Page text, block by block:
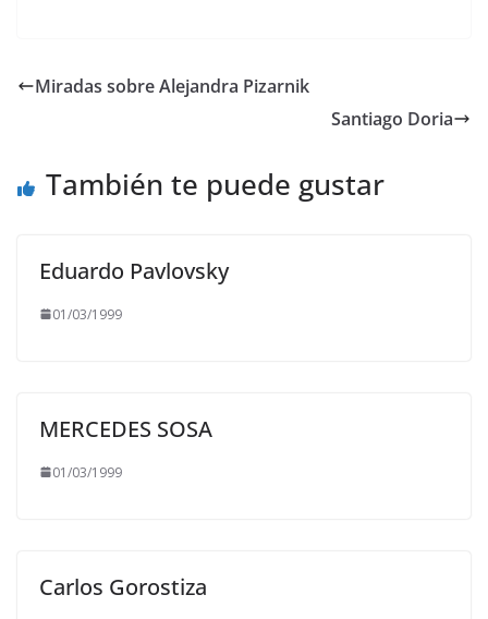
Miradas sobre Alejandra Pizarnik
Santiago Doria
También te puede gustar
Eduardo Pavlovsky
01/03/1999
MERCEDES SOSA
01/03/1999
Carlos Gorostiza